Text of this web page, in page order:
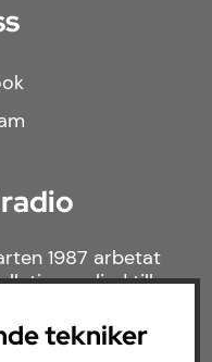
1987 arbetat
av ljud till
till alla typer av
behov.
tekniker